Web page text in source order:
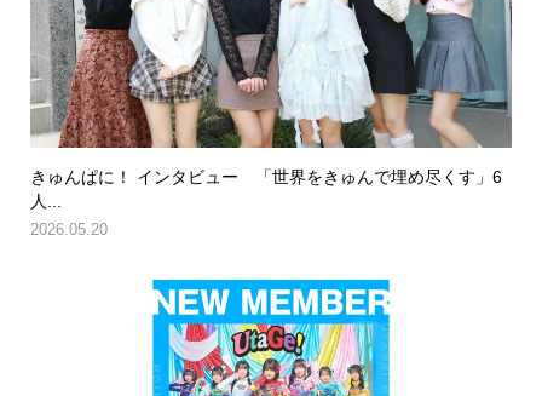
きゅんぱに！ インタビュー 「世界をきゅんで埋め尽くす」6
人...
2026.05.20